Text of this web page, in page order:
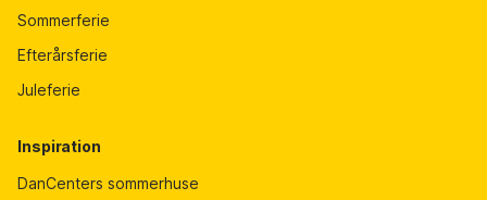
Sommerferie
Efterårsferie
Juleferie
Inspiration
DanCenters sommerhuse